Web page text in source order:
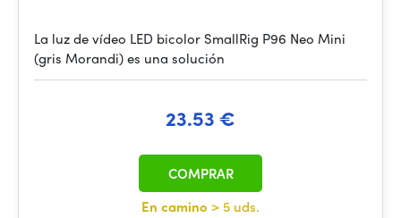
La luz de vídeo LED bicolor SmallRig P96 Neo Mini
(gris Morandi) es una solución
23.53 €
En camino > 5 uds.
COMPRAR